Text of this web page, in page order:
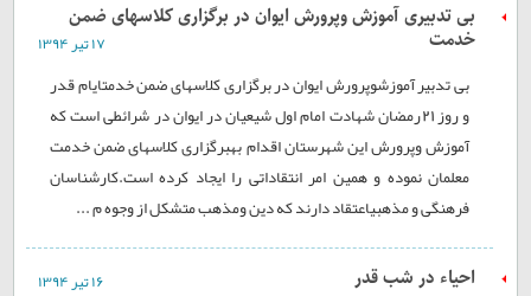
بی تدبیری آموزش وپرورش ایوان در برگزاری کلاسهای ضمن
خدمت ۱۷ تير ۱۳۹۴
بی تدبیر آموزشوپرورش ایوان در برگزاری کلاسهای ضمن خدمتایام قدر
و روز 21رمضان شهادت امام اول شیعیان در ایوان در شرائطی است که
آموزش وپرورش این شهرستان اقدام بهبرگزاری کلاسهای ضمن خدمت
معلمان نموده و همین امر انتقاداتی را ایجاد کرده است.کارشناسان
فرهنگی و مذهبیاعتقاد دارند که دین ومذهب متشکل از وجوه م ...
احیاء در شب قدر ۱۶ تير ۱۳۹۴